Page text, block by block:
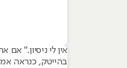
אין לי ניסיון."
בהייטק, כנראה